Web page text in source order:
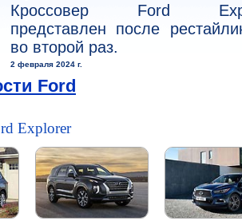
Кроссовер Ford
представлен после
во второй раз.
2 февраля 2024 г.
Ford
Explorer